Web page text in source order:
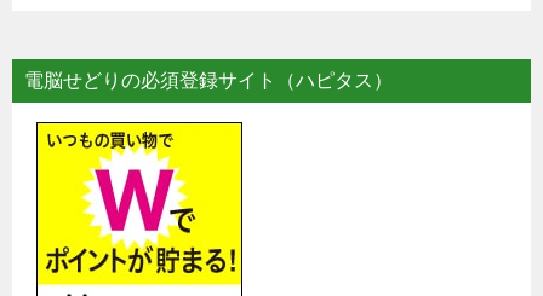
電脳せどりの必須登録サイト（ハピタス）